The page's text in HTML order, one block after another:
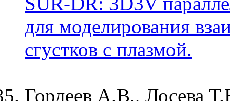
для моделирования
сгустков с плазмой.
Гордеев А.В., Лосева